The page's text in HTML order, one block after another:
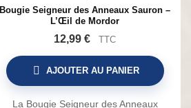
Bougie Seigneur des Anneaux Sauron –
L’Œil de Mordor
12,99 € TTC
AJOUTER AU PANIER
La Bougie Seigneur des Anneaux